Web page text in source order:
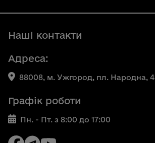
Наші контакти
Адреса:
88008, м. Ужгород, пл. Народна, 4
Графік роботи
Пн. - Пт. з 8:00 до 17:00